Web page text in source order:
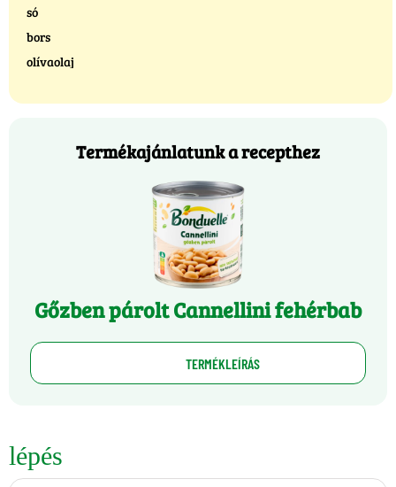
só
bors
olívaolaj
Termékajánlatunk a recepthez
Gőzben párolt Cannellini fehérbab
TERMÉKLEÍRÁS
lépés